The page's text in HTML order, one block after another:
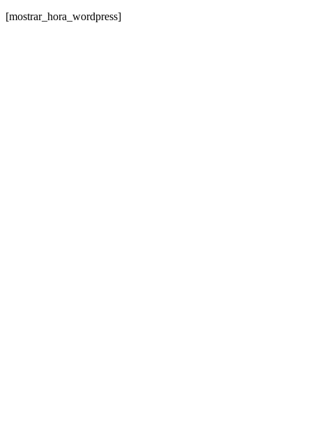
[mostrar_hora_wordpress]